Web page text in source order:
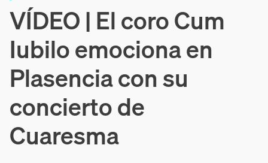
VÍDEO | El coro Cum
Iubilo emociona en
Plasencia con su
concierto de
Cuaresma